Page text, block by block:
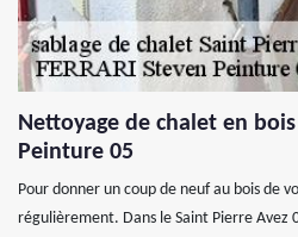
Nettoyage de chalet en bois
Peinture 05
Pour donner un coup de neuf au bois de
régulièrement. Dans le Saint Pierre Avez